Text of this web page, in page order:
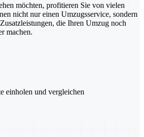
möchten, profitieren Sie von vielen
nicht nur einen Umzugsservice, sondern
die Ihren Umzug noch
machen.
einholen und vergleichen